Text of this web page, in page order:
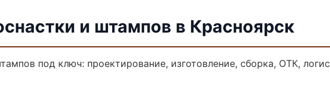
и штампов в Красноярск
под ключ: проектирование, изготовление, сборка, ОТК,